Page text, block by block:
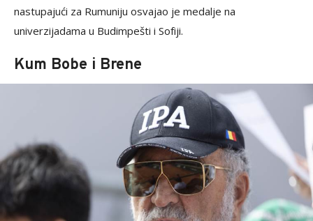
nastupajući za Rumuniju osvajao je medalje na
univerzijadama u Budimpešti i Sofiji.
Kum Bobe i Brene